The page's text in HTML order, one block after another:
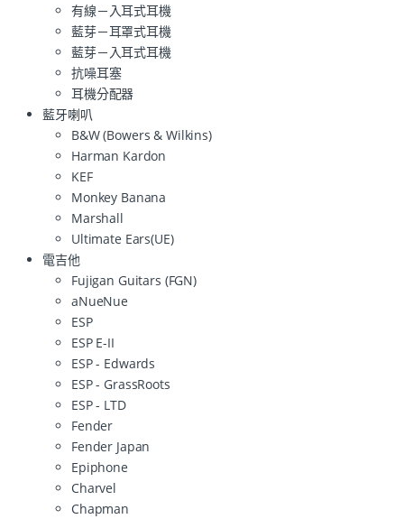
有線－入耳式耳機
藍芽－耳罩式耳機
藍芽－入耳式耳機
抗噪耳塞
耳機分配器
藍牙喇叭
B&W (Bowers & Wilkins)
Harman Kardon
KEF
Monkey Banana
Marshall
Ultimate Ears(UE)
電吉他
Fujigan Guitars (FGN)
aNueNue
ESP
ESP E-II
ESP - Edwards
ESP - GrassRoots
ESP - LTD
Fender
Fender Japan
Epiphone
Charvel
Chapman